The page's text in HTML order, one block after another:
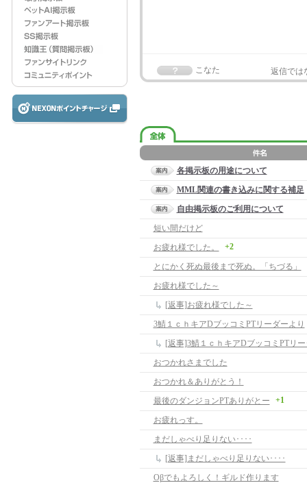
こなた 返信では
各掲示板の用途について
MML関連の書き込みに関する補足
自由掲示板のご利用について
短い間だけど
お疲れ様でした。
+2
とにかく死ぬ最後まで死ぬ。「ちづる」
お疲れ様でした～
[返事]お疲れ様でした～
3鯖１ｃｈキアDブッコミPTリーダーより
[返事]3鯖１ｃｈキアDブッコミPTリ
おつかれさまでした
おつかれ＆ありがとう！
最後のダンジョンPTありがとー
+1
お疲れっす。
まだしゃべり足りない････
[返事]まだしゃべり足りない････
Oβでもよろしく！ギルド作ります